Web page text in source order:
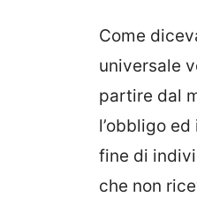
Come
universale
partire dal
l’obbligo
fine di
che non